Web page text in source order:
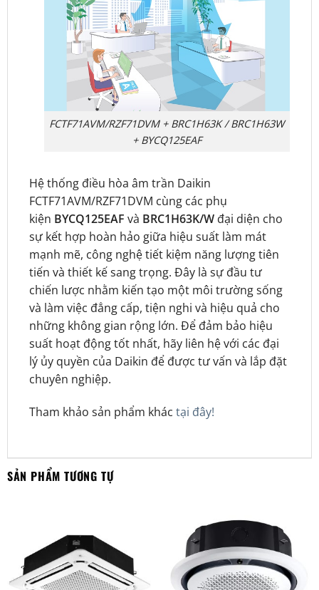
FCTF71AVM/RZF71DVM + BRC1H63K / BRC1H63W
+ BYCQ125EAF
Hệ thống điều hòa âm trần Daikin
FCTF71AVM/RZF71DVM cùng các phụ
kiện BYCQ125EAF và BRC1H63K/Wđại diện cho
sự kết hợp hoàn hảo giữa hiệu suất làm mát
mạnh mẽ, công nghệ tiết kiệm năng lượng tiên
tiến và thiết kế sang trọng. Đây là sự đầu tư
chiến lược nhằm kiến tạo một môi trường sống
và làm việc đẳng cấp, tiện nghi và hiệu quả cho
những không gian rộng lớn. Để đảm bảo hiệu
suất hoạt động tốt nhất, hãy liên hệ với các đại
lý ủy quyền của Daikin để được tư vấn và lắp đặt
chuyên nghiệp.
Tham khảo sản phẩm khác tại đây!
SẢN PHẨM TƯƠNG TỰ